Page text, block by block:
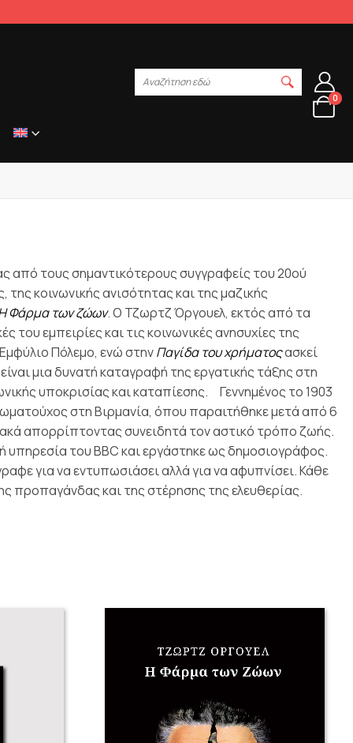
Αναζήτηση εδώ
0
τους σημαντικότερους συγγραφείς του 20ού
κοινωνικής ανισότητας και της μαζικής
Φάρμα των ζώων. Ο Τζωρτζ Όργουελ, εκτός από τα
εμπειρίες και τις κοινωνικές ανησυχίες της
Πόλεμο, ενώ στηνΠαγίδα του χρήματοςασκεί
μια δυνατή καταγραφή της εργατικής τάξης στη
υποκρισίας και καταπίεσης.
Γεννημένος το 1903
στη Βιρμανία, όπου παραιτήθηκε μετά από 6
απορρίπτοντας συνειδητά τον αστικό τρόπο ζωής.
υπηρεσία του BBC και εργάστηκε ως δημοσιογράφος.
για να εντυπωσιάσει αλλά για να αφυπνίσει. Κάθε
προπαγάνδας και της στέρησης της ελευθερίας.